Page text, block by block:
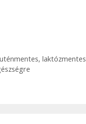
, laktózmentes